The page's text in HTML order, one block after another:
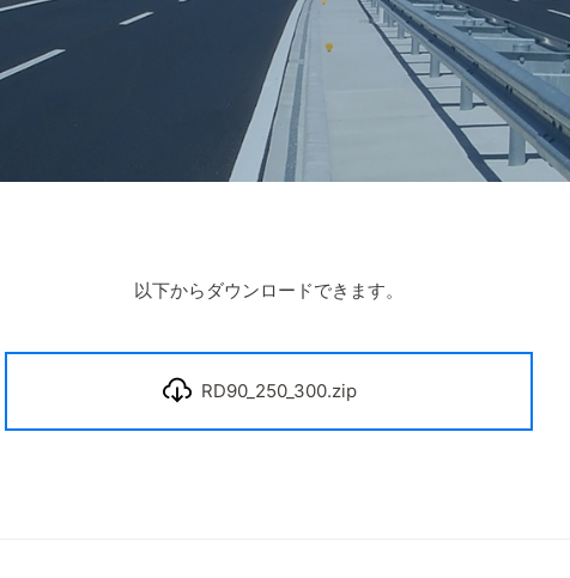
以下からダウンロードできます。
RD90_250_300.zip